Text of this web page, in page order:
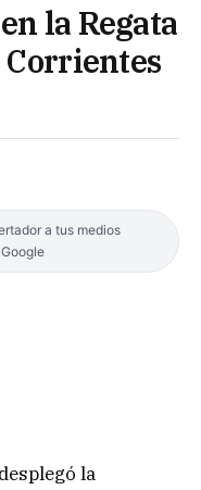
la Regata
Corrientes
a tus medios
la